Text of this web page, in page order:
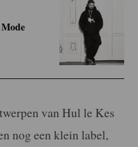
van Hul le Kes
nog een klein label,